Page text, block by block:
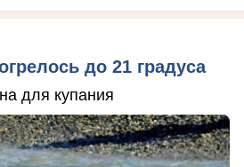
до 21 градуса
для купания